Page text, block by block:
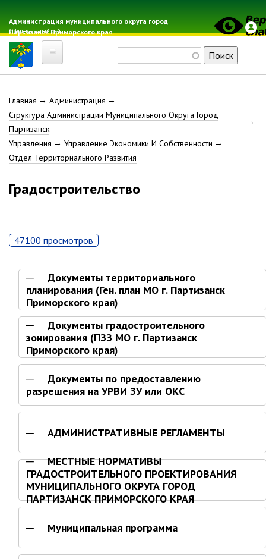
основному
содержанию
Администрация муниципального округа город
Партизанск Приморского края
Официальный сайт
Главная
Электронная почта
Местные налоги
Расписание автобусов
Свод-WEB
Геральдика
Партизанского городского
округа»
Историческая справка
Почётные жители
Фотогалерея
Старые фотографии нашего
Старые фотографии нашего
Старый и новый Партизанск
Сучанские каменноугольные копи
Книга «Партизанску 125 лет. Город в
лицах и судьбах.»
Книга «О геологах – с пристрастием»
Глава МОГП
Строка
навигации
Главная
Администрация
Структура Администрации Муниципального Округа Город
Партизанск
Управления
Управление Экономики И Собственности
Отдел Территориального Развития
Градостроительство
47100 просмотров
Документы территориального
планирования (Ген. план МО г. Партизанск
Приморского края)
Документы градостроительного
зонирования (ПЗЗ МО г. Партизанск
Приморского края)
Документы по предоставлению
разрешения на УРВИ ЗУ или ОКС
АДМИНИСТРАТИВНЫЕ РЕГЛАМЕНТЫ
МЕСТНЫЕ НОРМАТИВЫ
ГРАДОСТРОИТЕЛЬНОГО ПРОЕКТИРОВАНИЯ
МУНИЦИПАЛЬНОГО ОКРУГА ГОРОД
ПАРТИЗАНСК ПРИМОРСКОГО КРАЯ
Муниципальная программа